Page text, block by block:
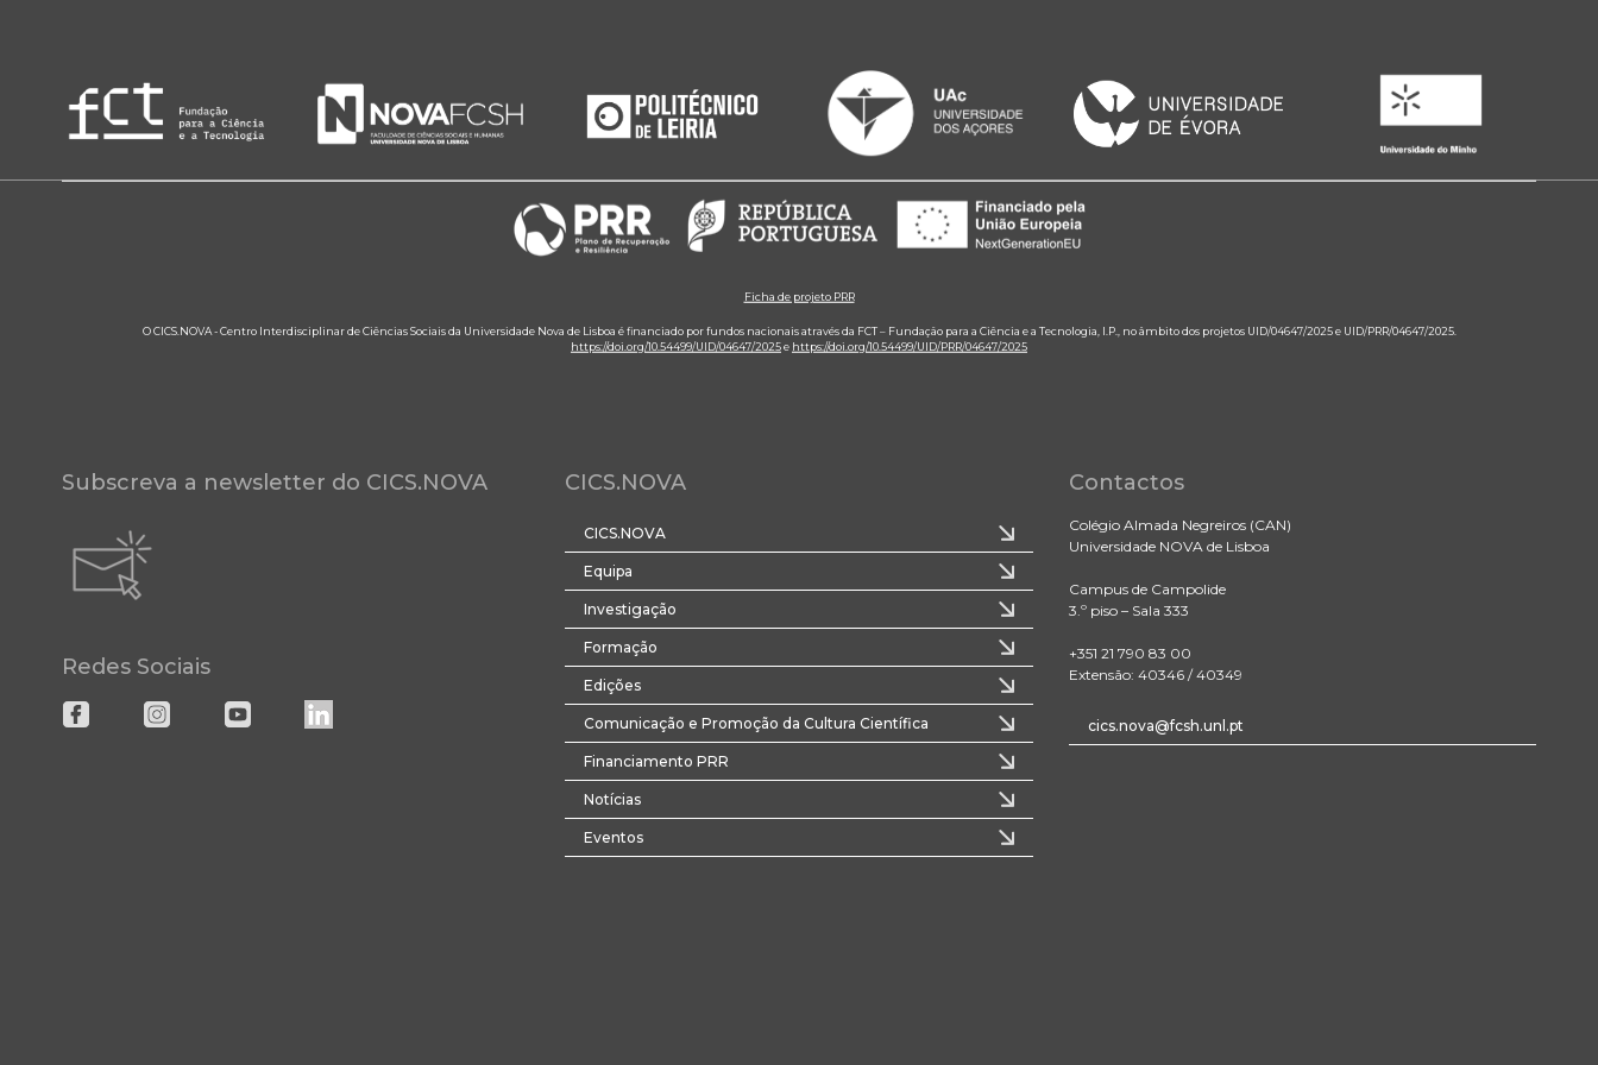
Ficha de projeto PRR
O CICS.NOVA - Centro Interdisciplinar de Ciências Sociais da Universidade Nova de Lisboa é financiado por fundos nacionais através da FCT – Fundação para a Ciência e a Tecnologia, I.P., no âmbito dos projetos UID/04647/2025 e UID/PRR/04647/2025.
https://doi.org/10.54499/UID/04647/2025e https://doi.org/10.54499/UID/PRR/04647/2025
Subscreva a newsletter do CICS.NOVA
Redes Sociais
CICS.NOVA
CICS.NOVA
Equipa
Investigação
Formação
Edições
Comunicação e Promoção da Cultura Científica
Financiamento PRR
Notícias
Eventos
Contactos
Colégio Almada Negreiros (CAN)
Universidade NOVA de Lisboa
Campus de Campolide
3.º piso – Sala 333
+351 21 790 83 00
Extensão: 40346 / 40349
cics.nova@fcsh.unl.pt